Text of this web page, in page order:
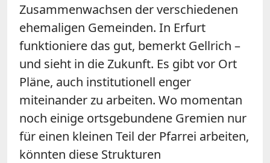
Zusammenwachsen der verschiedenen
ehemaligen Gemeinden. In Erfurt
funktioniere das gut, bemerkt Gellrich –
und sieht in die Zukunft. Es gibt vor Ort
Pläne, auch institutionell enger
miteinander zu arbeiten. Wo momentan
noch einige ortsgebundene Gremien nur
für einen kleinen Teil der Pfarrei arbeiten,
könnten diese Strukturen